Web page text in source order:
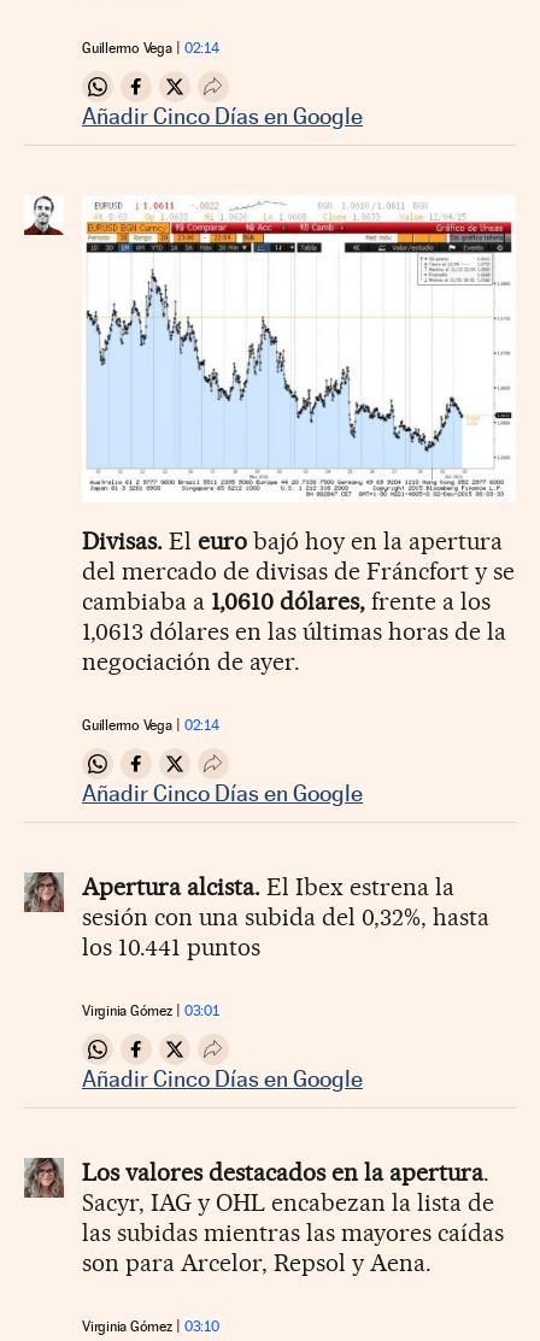
Guillermo Vega 02:14
Compartir en Whatsapp
Compartir en Facebook
Compartir en Twitter
Desplegar Redes Sociales
Añadir Cinco Días en Google
Divisas. El euro bajó hoy en la apertura
del mercado de divisas de Fráncfort y se
cambiaba a 1,0610 dólares, frente a los
1,0613 dólares en las últimas horas de la
negociación de ayer.
Guillermo Vega 02:14
Compartir en Whatsapp
Compartir en Facebook
Compartir en Twitter
Desplegar Redes Sociales
Añadir Cinco Días en Google
Apertura alcista. El Ibex estrena la
sesión con una subida del 0,32%, hasta
los 10.441 puntos
Virginia Gómez 03:01
Compartir en Whatsapp
Compartir en Facebook
Compartir en Twitter
Desplegar Redes Sociales
Añadir Cinco Días en Google
Los valores destacados en la apertura.
Sacyr, IAG y OHL encabezan la lista de
las subidas mientras las mayores caídas
son para Arcelor, Repsol y Aena.
Virginia Gómez 03:10